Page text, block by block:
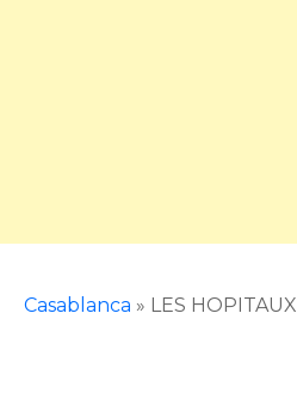
Casablanca » LES HOPITAUX